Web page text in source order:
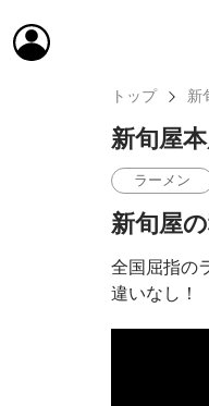
トップ 新
新旬屋
ラーメン
新旬屋
全国屈指の
違いなし！